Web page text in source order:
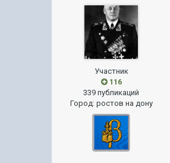
Участник
116
339 публикаций
Город: ростов на дону